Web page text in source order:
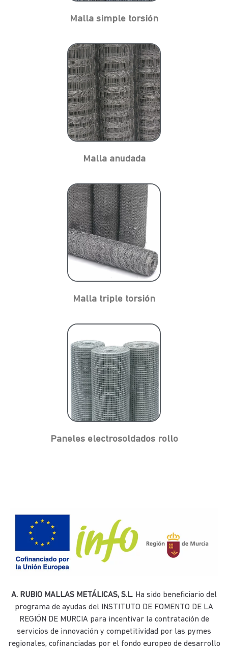
Malla simple torsión
Malla anudada
Malla triple torsión
Paneles electrosoldados rollo
A. RUBIO MALLAS METÁLICAS, S.L. Ha sido beneficiario del
programa de ayudas del INSTITUTO DE FOMENTO DE LA
REGIÓN DE MURCIA para incentivar la contratación de
servicios de innovación y competitividad por las pymes
regionales, cofinanciadas por el fondo europeo de desarrollo